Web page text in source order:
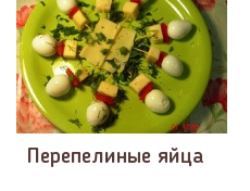
Перепелиные яйца